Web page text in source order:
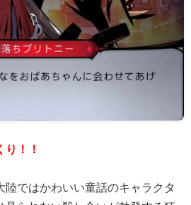
！！
陸ではかわいい童話のキャラクタ